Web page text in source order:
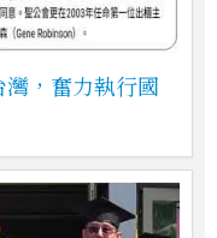
，奮力執行國